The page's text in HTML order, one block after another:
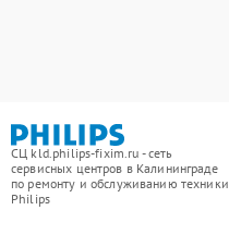
СЦ kld.philips-fixim.ru - сеть
сервисных центров в Калининграде
по ремонту и обслуживанию техники
Philips